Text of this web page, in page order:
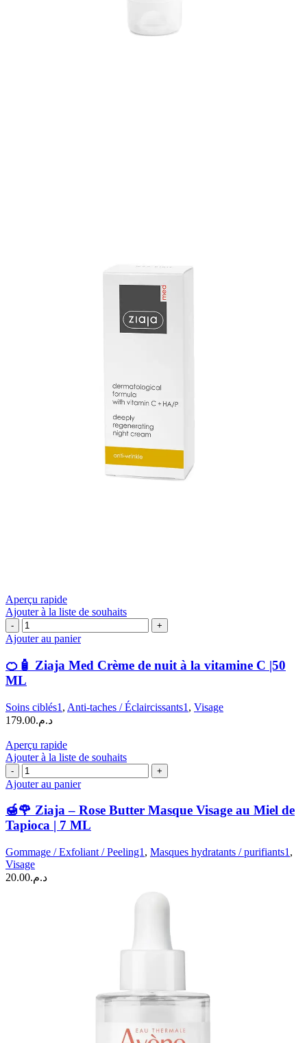
Aperçu rapide
Ajouter à la liste de souhaits
quantité
de
🧴
Ziaja
Med
de
nuit
la
vitamine
C
|50
Ajouter au panier
🍊🧴 Ziaja Med Crème de nuit à la vitamine C |50
ML
Soins ciblés1 , Anti-taches / Éclaircissants1 , Visage
د.م.179.00
Aperçu rapide
Ajouter à la liste de souhaits
quantité
de
🌹
Ziaja
–
Butter
Masque
Visage
Ajouter au panier
🍯🌹 Ziaja – Rose Butter Masque Visage au Miel de
Tapioca | 7 ML
Gommage / Exfoliant / Peeling1 , Masques hydratants / purifiants1 ,
Visage
د.م.20.00